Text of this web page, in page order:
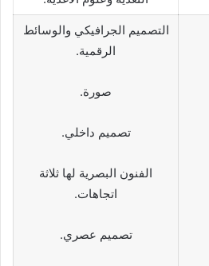
التصميم الجرافيكي والوسائط
الرقمية.
صورة.
تصميم داخلي.
الفنون البصرية لها ثلاثة
اتجاهات.
تصميم عصري.